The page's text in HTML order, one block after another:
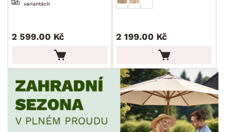
PET FRIENDLY
variantách
2 599.00 Kč 2 199.00 Kč